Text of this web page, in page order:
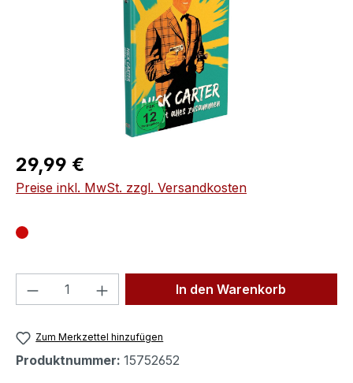
Regulärer Preis:
29,99 €
Preise inkl. MwSt. zzgl. Versandkosten
Produkt Anzahl: Gib denIn den Warenkorb
Zum Merkzettel hinzufügen
Produktnummer: 15752652